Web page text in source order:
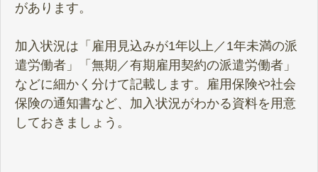
があります。
加入状況は「雇用見込みが1年以上／1年未満の派
遣労働者」「無期／有期雇用契約の派遣労働者」
などに細かく分けて記載します。雇用保険や社会
保険の通知書など、加入状況がわかる資料を用意
しておきましょう。